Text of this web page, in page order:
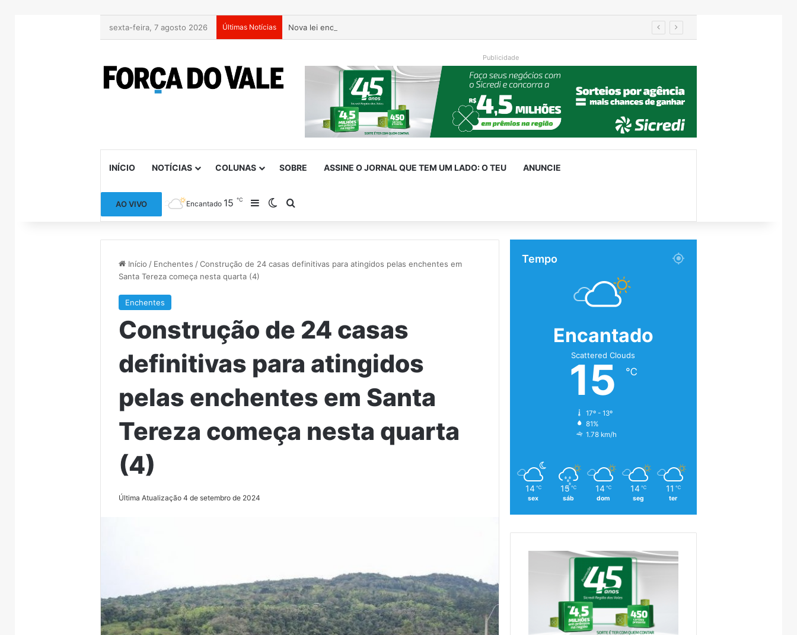
sexta-feira, 7 agosto 2026 Últimas Notícias Nova lei endurece penas para crimes sexuais online contra crianças e adolescentes
Publicidade
INÍCIO NOTÍCIAS COLUNAS SOBRE ASSINE O JORNAL QUE TEM UM LADO: O TEU ANUNCIE
AO VIVO Encantado 15℃ Barra Lateral
Switch skin
Início / Enchentes / Construção de 24 casas definitivas para atingidos pelas enchentes em
Santa Tereza começa nesta quarta (4)
Enchentes
Construção de 24 casas
definitivas para atingidos
pelas enchentes em Santa
Tereza começa nesta quarta
(4)
Última Atualização 4 de setembro de 2024
Tempo
Encantado
Scattered Clouds
15 ℃
17º - 13º
81%
1.78 km/h
14 ℃
sex
15 ℃
sáb
14 ℃
dom
14 ℃
seg
11 ℃
ter